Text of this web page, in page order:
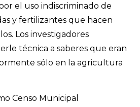
el uso indiscriminado de
y fertilizantes que hacen
Los investigadores
técnica a saberes que eran
sólo en la agricultura
Censo Municipal